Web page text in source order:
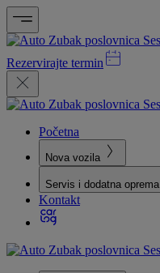
Rezervirajte termin
Početna
Nova vozila
Servis i dodatna oprema
Kontakt